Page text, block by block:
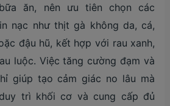
ăn, nên ưu tiên chọn các
nạc như thịt gà không da, cá,
đậu hũ, kết hợp với rau xanh,
luộc. Việc tăng cường đạm và
giúp tạo cảm giác no lâu mà
trì khối cơ và cung cấp đủ